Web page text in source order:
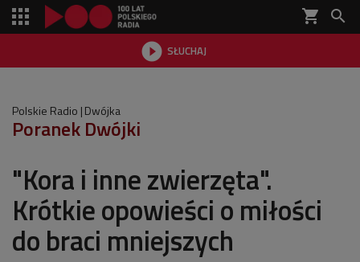
shopping_cart 
 SŁUCHAJ

Polskie Radio Dwójka
Poranek Dwójki
"Kora i inne zwierzęta".
Krótkie opowieści o miłości
do braci mniejszych